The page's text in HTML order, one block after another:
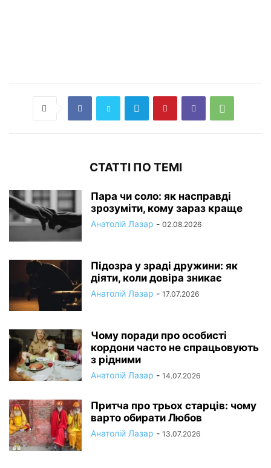
СТАТТІ ПО ТЕМІ
Пара чи соло: як насправді
зрозуміти, кому зараз краще
Анатолій Лазар - 02.08.2026
Підозра у зраді дружини: як
діяти, коли довіра зникає
Анатолій Лазар - 17.07.2026
Чому поради про особисті
кордони часто не спрацьовують
з рідними
Анатолій Лазар - 14.07.2026
Притча про трьох старців: чому
варто обирати Любов
Анатолій Лазар - 13.07.2026